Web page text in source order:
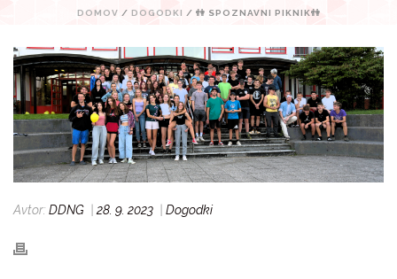
DOMOV / DOGODKI / 👫 SPOZNAVNI PIKNIK👫
Avtor: DDNG 28. 9. 2023 Dogodki